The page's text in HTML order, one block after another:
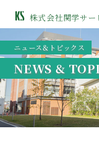
株式会社関学サー
ニュース&トピックス
NEWS &